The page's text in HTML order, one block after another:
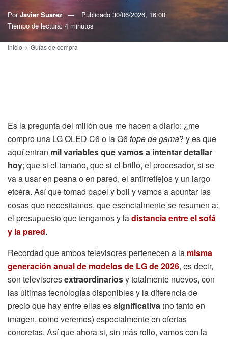
Por Javier Suarez Publicado 30/06/2026, 16:00
Tiempo de lectura: 4 minutos
Inicio Guías de compra
Es la pregunta del millón que me hacen a diario: ¿me
compro una LG OLED C6 o la G6tope de gama? y es que
aquí entran mil variables que vamos a intentar detallar
hoy; que si el tamaño, que si el brillo, el procesador, si se
va a usar en peana o en pared, el antirreflejos y un largo
etcéra. Así que tomad papel y boli y vamos a apuntar las
cosas que necesitamos, que esencialmente se resumen a:
el presupuesto que tengamos y ladistancia entre el sofá
y la pared.
Recordad que ambos televisores pertenecen a la misma
generación anual de modelos de LG de 2026, es decir,
son televisoresextraordinariosy totalmente nuevos, con
las últimas tecnologías disponibles y la diferencia de
precio que hay entre ellas essignificativa (no tanto en
imagen, como veremos) especialmente en ofertas
concretas. Así que ahora si, sin más rollo, vamos con la